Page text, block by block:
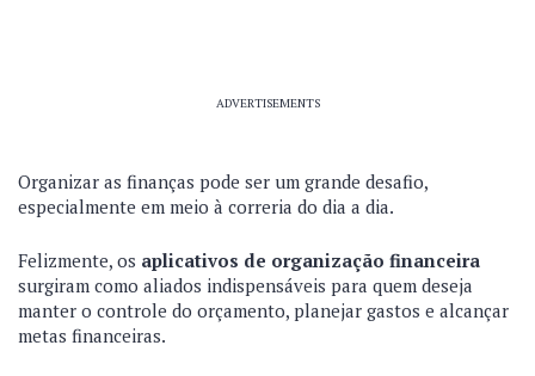
ADVERTISEMENTS
Organizar as finanças pode ser um grande desafio,
especialmente em meio à correria do dia a dia.
Felizmente, os aplicativos de organização financeira
surgiram como aliados indispensáveis para quem deseja
manter o controle do orçamento, planejar gastos e alcançar
metas financeiras.